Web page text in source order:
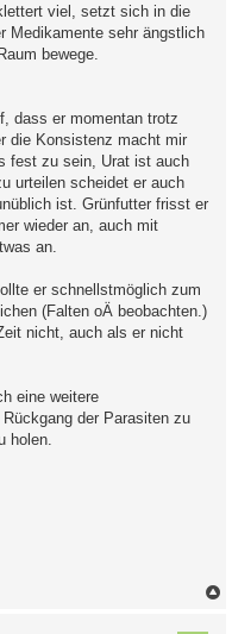
viel, setzt sich in die
Medikamente sehr ängstlich
bewege.
dass er momentan trotz
die Konsistenz macht mir
fest zu sein, Urat ist auch
urteilen scheidet er auch
ist. Grünfutter frisst er
wieder an, auch mit
an.
er schnellstmöglich zum
(Falten oÄ beobachten.)
nicht, auch als er nicht
eine weitere
der Parasiten zu
holen.